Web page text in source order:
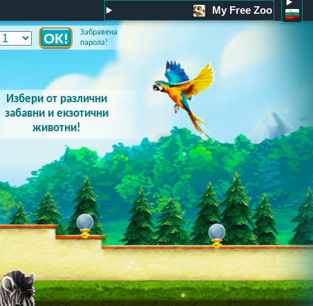
My Free Zoo
Избери от различни
забавни и екзотични
животни!
Забравена
парола!